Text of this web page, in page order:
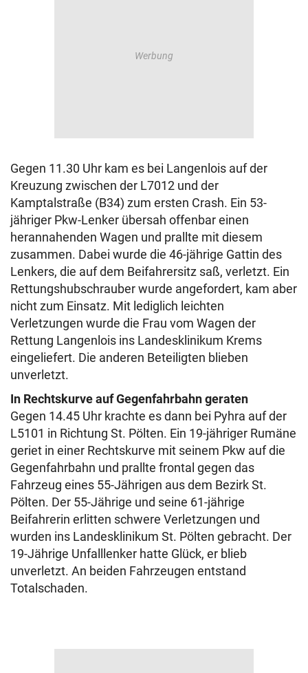
Gegen 11.30 Uhr kam es bei Langenlois auf der
Kreuzung zwischen der L7012 und der
Kamptalstraße (B34) zum ersten Crash. Ein 53-
jähriger Pkw-Lenker übersah offenbar einen
herannahenden Wagen und prallte mit diesem
zusammen. Dabei wurde die 46-jährige Gattin des
Lenkers, die auf dem Beifahrersitz saß, verletzt. Ein
Rettungshubschrauber wurde angefordert, kam aber
nicht zum Einsatz. Mit lediglich leichten
Verletzungen wurde die Frau vom Wagen der
Rettung Langenlois ins Landesklinikum Krems
eingeliefert. Die anderen Beteiligten blieben
unverletzt.
In Rechtskurve auf Gegenfahrbahn geraten
Gegen 14.45 Uhr krachte es dann bei Pyhra auf der
L5101 in Richtung St. Pölten. Ein 19-jähriger Rumäne
geriet in einer Rechtskurve mit seinem Pkw auf die
Gegenfahrbahn und prallte frontal gegen das
Fahrzeug eines 55-Jährigen aus dem Bezirk St.
Pölten. Der 55-Jährige und seine 61-jährige
Beifahrerin erlitten schwere Verletzungen und
wurden ins Landesklinikum St. Pölten gebracht. Der
19-Jährige Unfalllenker hatte Glück, er blieb
unverletzt. An beiden Fahrzeugen entstand
Totalschaden.